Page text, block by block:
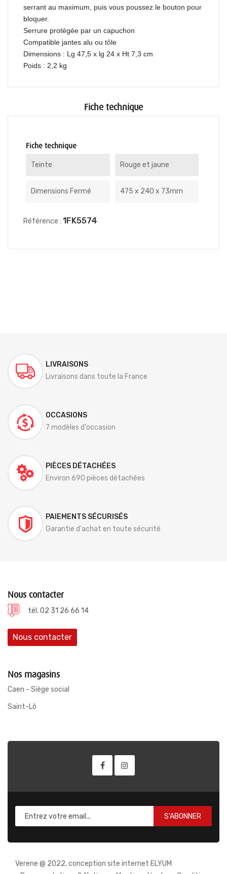
serrant au maximum, puis vous poussez le bouton pour
bloquer.
Serrure protégée par un capuchon
Compatible jantes alu ou tôle
Dimensions : Lg 47,5 x lg 24 x Ht 7,3 cm
Poids : 2,2 kg
Fiche technique
Fiche technique
Teinte Rouge et jaune
Dimensions Fermé 475 x 240 x 73mm
Référence : 1FK5574
LIVRAISONS
Livraisons dans toute la France
OCCASIONS
7 modèles d'occasion
PIÈCES DÉTACHÉES
Environ 690 pièces détachées
PAIEMENTS SÉCURISÉS
Garantie d'achat en toute sécurité
Nous contacter
tél. 02 31 26 66 14
Nous contacter
Nos magasins
Caen - Siège social
Saint-Lô
S'ABONNER
Verene @ 2022, conception site internet ELYUM